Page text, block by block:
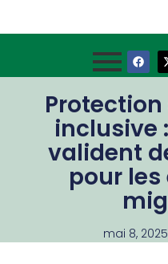
inclusive
valident
pour
mai 8, 2025